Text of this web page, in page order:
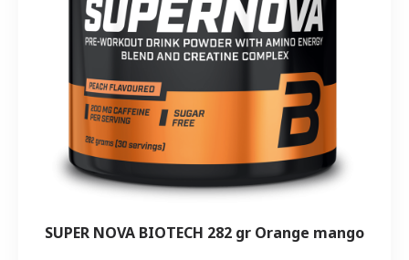
SUPER NOVA BIOTECH 282 gr Orange mango